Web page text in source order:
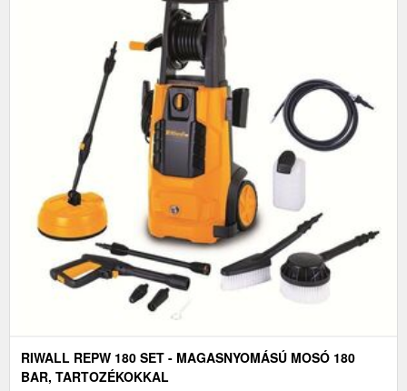
RIWALL REPW 180 SET - MAGASNYOMÁSÚ MOSÓ 180
BAR, TARTOZÉKOKKAL